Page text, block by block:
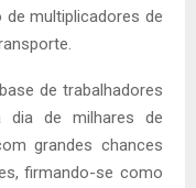
multiplicadores de
de trabalhadores
dia de milhares de
grandes chances
firmando-se como